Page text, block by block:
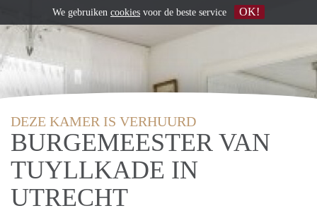
DEZE KAMER IS VERHUURD
BURGEMEESTER VAN
TUYLLKADE IN
UTRECHT
We gebruiken cookies voor de beste service OK!